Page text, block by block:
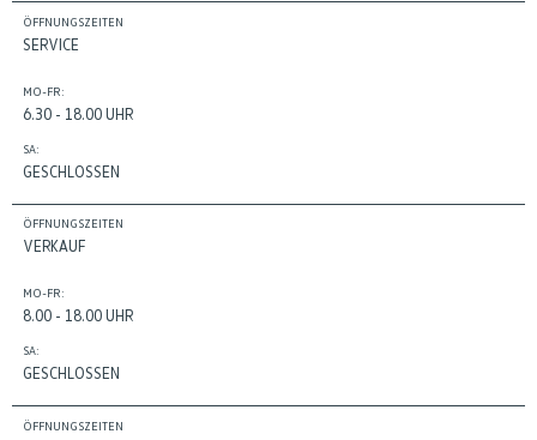
ÖFFNUNGSZEITEN
SERVICE
MO-FR:
6.30 - 18.00 UHR
SA:
GESCHLOSSEN
ÖFFNUNGSZEITEN
VERKAUF
MO-FR:
8.00 - 18.00 UHR
SA:
GESCHLOSSEN
ÖFFNUNGSZEITEN